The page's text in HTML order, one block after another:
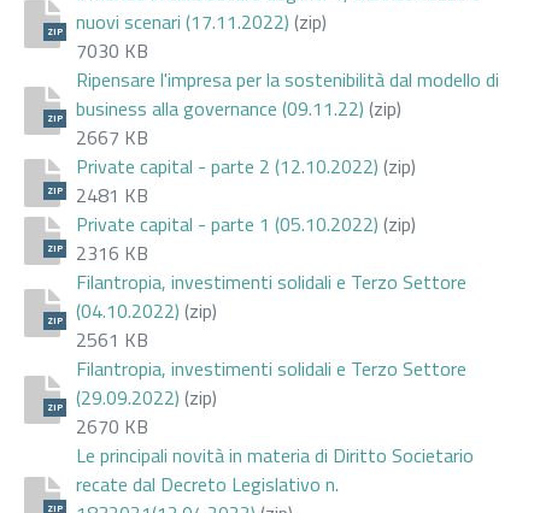
ZIP
nuovi scenari (17.11.2022) (zip)
7030 KB
ZIP
Ripensare l'impresa per la sostenibilità dal modello di
business alla governance (09.11.22) (zip)
2667 KB
ZIP
Private capital - parte 2 (12.10.2022) (zip)
2481 KB
ZIP
Private capital - parte 1 (05.10.2022) (zip)
2316 KB
ZIP
Filantropia, investimenti solidali e Terzo Settore
(04.10.2022) (zip)
2561 KB
ZIP
Filantropia, investimenti solidali e Terzo Settore
(29.09.2022) (zip)
2670 KB
ZIP
Le principali novità in materia di Diritto Societario
recate dal Decreto Legislativo n.